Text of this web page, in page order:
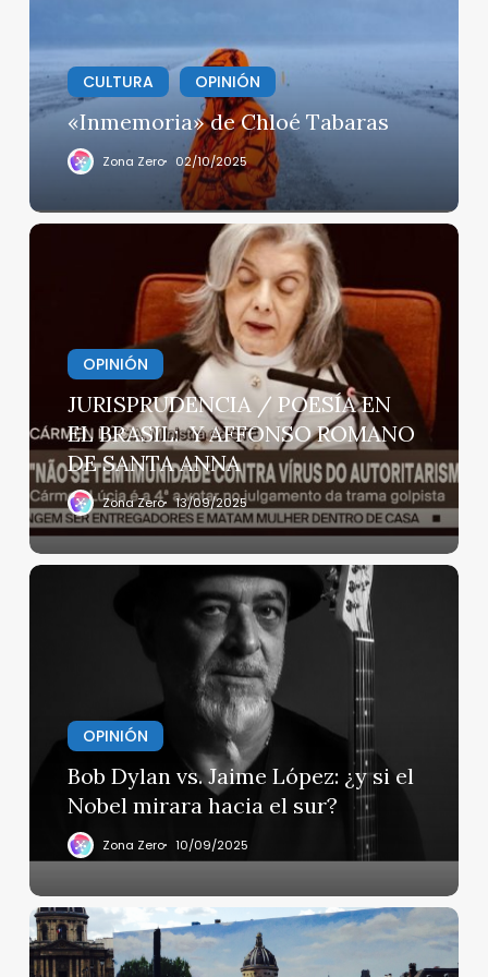
CULTURA OPINIÓN
«Inmemoria» de Chloé Tabaras
Zona Zero 02/10/2025
JURISPRUDENCIA
BRASIL:
AFFONSO
ROMANO
DE
SANTA
ANNA
OPINIÓN
JURISPRUDENCIA / POESÍA EN
EL BRASIL: Y AFFONSO ROMANO
DE SANTA ANNA
Zona Zero 13/09/2025
Bob
Nobel
mirara
hacia
el
sur?
OPINIÓN
Bob Dylan vs. Jaime López: ¿y si el
Nobel mirara hacia el sur?
Zona Zero 10/09/2025
DE
LUGARES
PARISINOS